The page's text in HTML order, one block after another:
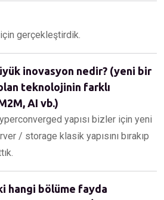
gerçekleştirdik.
inovasyon nedir? (yeni bir
teknolojinin farklı
AI vb.)
yapısı bizler için yeni
/ storage klasik yapısını bırakıp
hangi bölüme fayda